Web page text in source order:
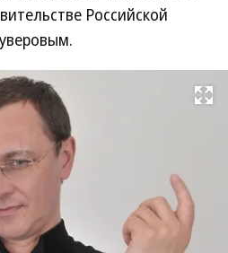
Российской
Развернуть